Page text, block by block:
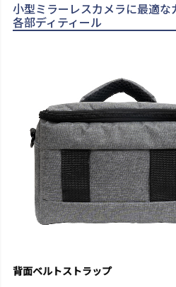
小型ミラーレスカメラに最適な
各部ディティール
背面ベルトストラップ